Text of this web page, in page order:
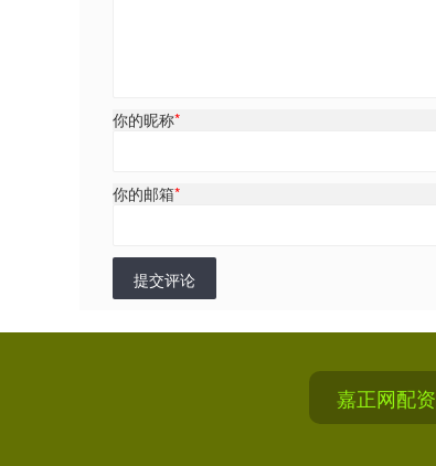
你的昵称*
你的邮箱*
提交评论
嘉正网配资